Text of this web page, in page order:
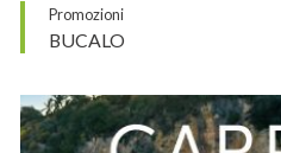
Promozioni
BUCALO